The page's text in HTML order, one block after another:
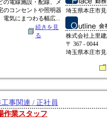
の電線施設・配線、メ
のコンセントや照明器
電気にまつわる幅広...
続きを見
る
埼玉県本庄市
株式会社上里
〒 367 - 0044
埼玉県本庄市
事関連 / 正社員
作業スタッフ